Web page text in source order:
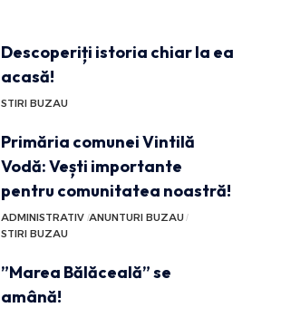
Descoperiți istoria chiar la ea
acasă!
STIRI BUZAU
Primăria comunei Vintilă
Vodă: Vești importante
pentru comunitatea noastră!
ADMINISTRATIV ANUNTURI BUZAU
STIRI BUZAU
”Marea Bălăceală” se
amână!